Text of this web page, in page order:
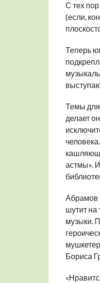
С тех
(если,
Теперь
Темы для
делает
астмы».
Абрамов
шутит на
музыки.
Бориса